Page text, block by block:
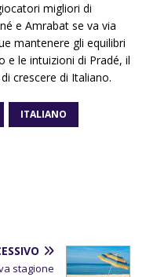
migliori di
e Amrabat se va via
mantenere gli equilibri
e le intuizioni di Pradé, il
crescere di Italiano.
ITALIANO
stagione